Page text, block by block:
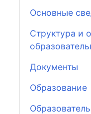
Основные
Структура и
Документы
Образование